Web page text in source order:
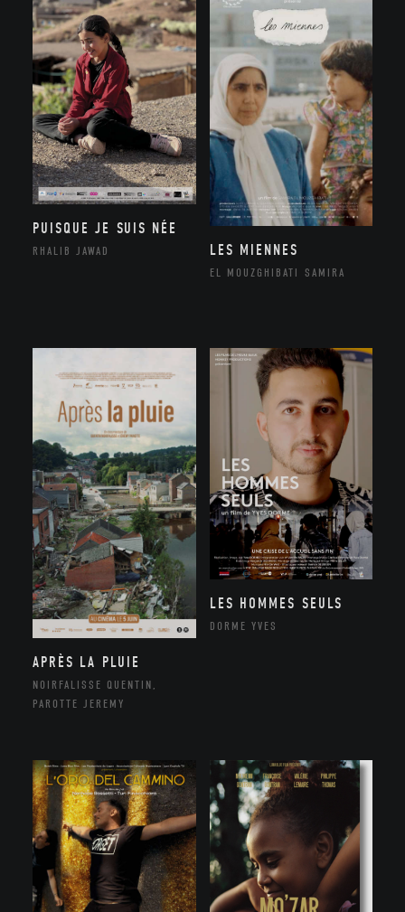
PUISQUE JE SUIS NÉE
RHALIB JAWAD LES MIENNES
EL MOUZGHIBATI SAMIRA
APRÈS LA PLUIE
NOIRFALISSE QUENTIN,
PAROTTE JEREMY
LES HOMMES SEULS
DORME YVES